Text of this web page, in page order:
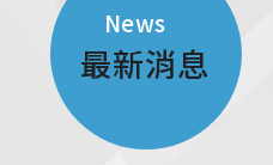
News
最新消息